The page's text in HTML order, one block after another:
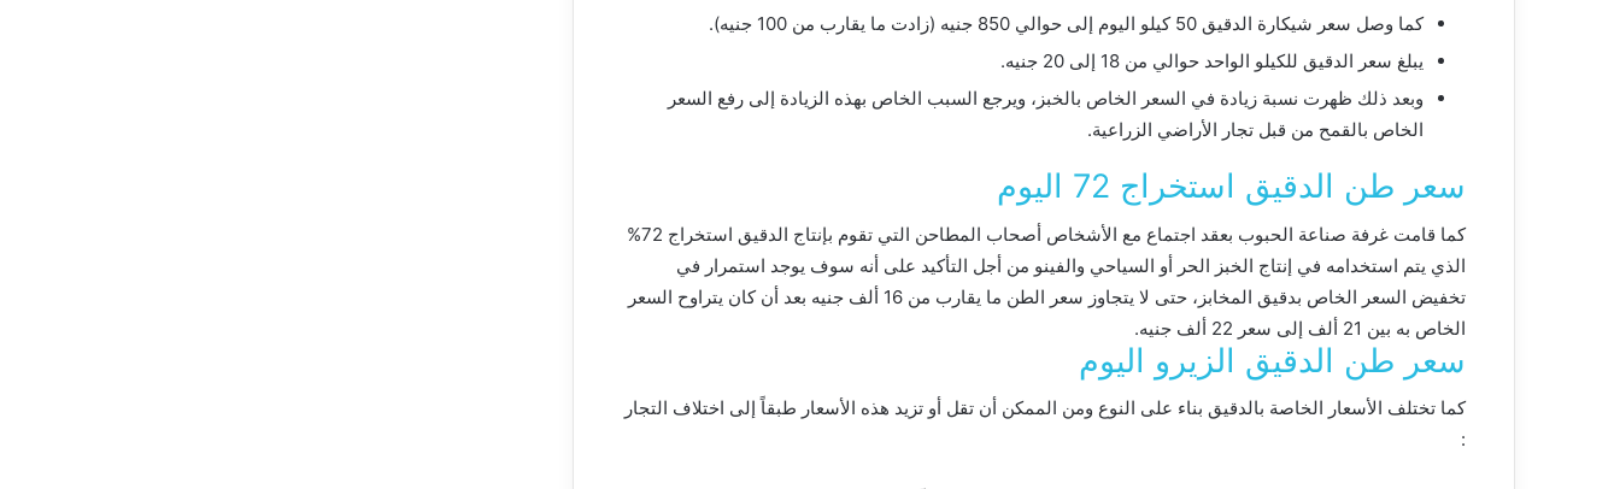
كما وصل سعر شيكارة الدقيق 50 كيلو اليوم إلى حوالي 850 جنيه (زادت ما يقارب من 100 جنيه).
يبلغ سعر الدقيق للكيلو الواحد حوالي من 18 إلى 20 جنيه.
وبعد ذلك ظهرت نسبة زيادة في السعر الخاص بالخبز، ويرجع السبب الخاص بهذه الزيادة إلى رفع السعر
الخاص بالقمح من قبل تجار الأراضي الزراعية.
سعر طن الدقيق استخراج 72 اليوم
كما قامت غرفة صناعة الحبوب بعقد اجتماع مع الأشخاص أصحاب المطاحن التي تقوم بإنتاج الدقيق استخراج 72%
الذي يتم استخدامه في إنتاج الخبز الحر أو السياحي والفينو من أجل التأكيد على أنه سوف يوجد استمرار في
تخفيض السعر الخاص بدقيق المخابز، حتى لا يتجاوز سعر الطن ما يقارب من 16 ألف جنيه بعد أن كان يتراوح السعر
الخاص به بين 21 ألف إلى سعر 22 ألف جنيه.
سعر طن الدقيق الزيرو اليوم
كما تختلف الأسعار الخاصة بالدقيق بناء على النوع ومن الممكن أن تقل أو تزيد هذه الأسعار طبقاً إلى اختلاف التجار
: